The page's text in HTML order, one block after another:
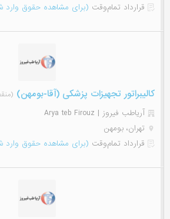
قرارداد تمام‌وقت (برای مشاهده حقوق وارد
کالیبراتور تجهیزات پزشکی (آقا-بومهن)
آریاطب فیروز | Arya teb Firouz
تهران، بومهن
قرارداد تمام‌وقت (برای مشاهده حقوق وارد